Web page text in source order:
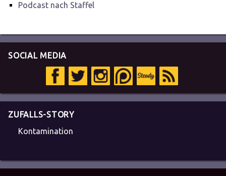
Podcast nach Staffel
SOCIAL MEDIA
ZUFALLS-STORY
Kontamination